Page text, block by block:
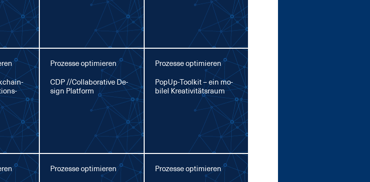
Prozesse optimieren
CDP //Col­la­bo­ra­ti­ve De­
sign Plat­form
Prozesse optimieren
Po­pUp-Tool­kit – ein mo­
bi­l­el Krea­ti­vi­täts­raum
Prozesse optimieren
Prozesse optimieren